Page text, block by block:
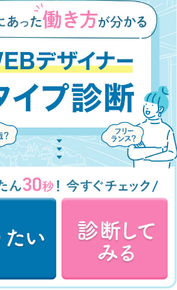
ろしくお願いいたします。では早
。
出たり、怪我をしたりで仕事に行
考えていました。
色々検索していたらWEBデザイ
りました。
を見つけて、ここだったら